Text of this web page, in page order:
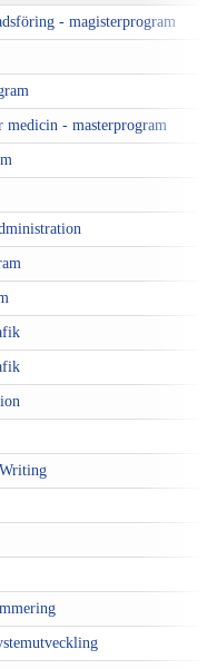
- magisterprogram
- masterprogram